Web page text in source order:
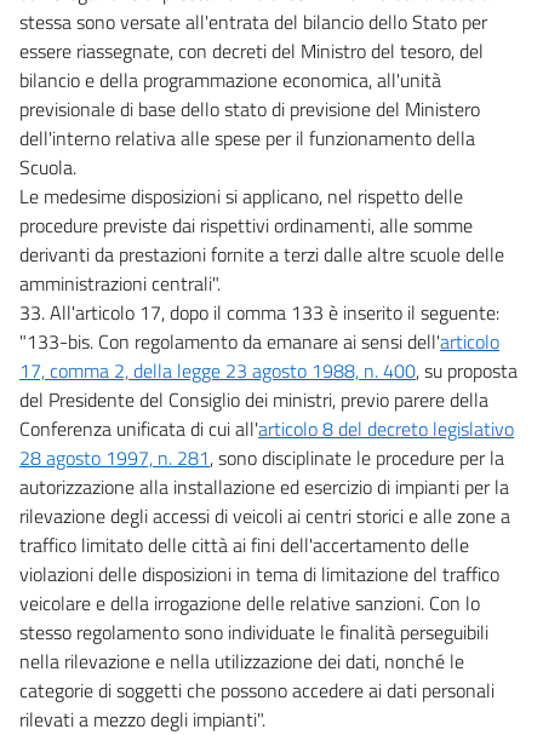
stessa sono versate all'entrata del bilancio dello Stato per
essere riassegnate, con decreti del Ministro del tesoro, del
bilancio e della programmazione economica, all'unità
previsionale di base dello stato di previsione del Ministero
dell'interno relativa alle spese per il funzionamento della
Scuola.
Le medesime disposizioni si applicano, nel rispetto delle
procedure previste dai rispettivi ordinamenti, alle somme
derivanti da prestazioni fornite a terzi dalle altre scuole delle
amministrazioni centrali".
33. All'articolo 17, dopo il comma 133 è inserito il seguente:
"133-bis. Con regolamento da emanare ai sensi dell'articolo
17, comma 2, della legge 23 agosto 1988, n. 400, su proposta
del Presidente del Consiglio dei ministri, previo parere della
Conferenza unificata di cui all'articolo 8 del decreto legislativo
28 agosto 1997, n. 281, sono disciplinate le procedure per la
autorizzazione alla installazione ed esercizio di impianti per la
rilevazione degli accessi di veicoli ai centri storici e alle zone a
traffico limitato delle città ai fini dell'accertamento delle
violazioni delle disposizioni in tema di limitazione del traffico
veicolare e della irrogazione delle relative sanzioni. Con lo
stesso regolamento sono individuate le finalità perseguibili
nella rilevazione e nella utilizzazione dei dati, nonché le
categorie di soggetti che possono accedere ai dati personali
rilevati a mezzo degli impianti".